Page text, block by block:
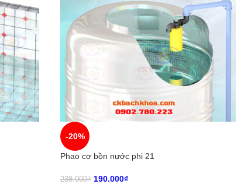
-20%
Phao cơ bồn nước phi 21
238.000₫ 190.000₫